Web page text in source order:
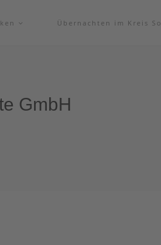
Übernachten im Kreis
GmbH